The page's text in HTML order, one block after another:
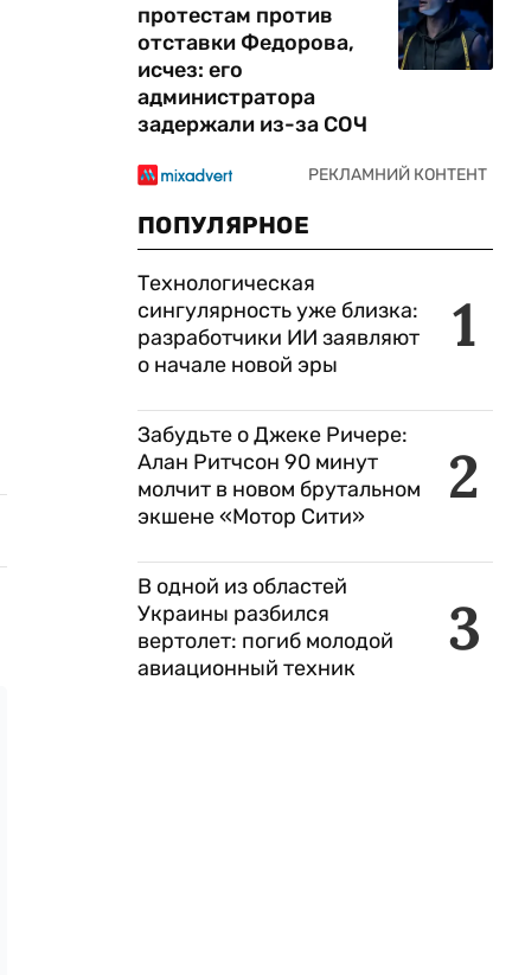
протестам против
отставки Федорова,
исчез: его
администратора
задержали из-за СОЧ
ПОПУЛЯРНОЕ
1
Технологическая
сингулярность уже близка:
разработчики ИИ заявляют
о начале новой эры
2
Забудьте о Джеке Ричере:
Алан Ритчсон 90 минут
молчит в новом брутальном
экшене «Мотор Сити»
3
В одной из областей
Украины разбился
вертолет: погиб молодой
авиационный техник